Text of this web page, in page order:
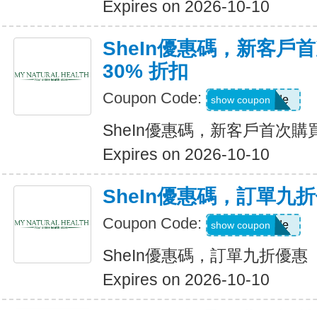
Expires on 2026-10-10
SheIn優惠碼，新客戶
30% 折扣
Coupon Code: Show Code
show coupon
SheIn優惠碼，新客戶首次購
Expires on 2026-10-10
SheIn優惠碼，訂單九
Coupon Code: Show Code
show coupon
SheIn優惠碼，訂單九折優惠
Expires on 2026-10-10